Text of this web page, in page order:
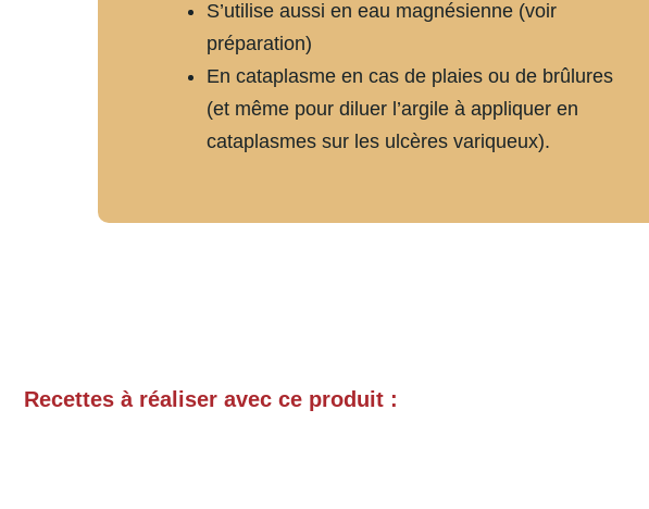
S’utilise aussi en eau magnésienne (voir
préparation)
En cataplasme en cas de plaies ou de brûlures
(et même pour diluer l’argile à appliquer en
cataplasmes sur les ulcères variqueux).
Recettes à réaliser avec ce produit :